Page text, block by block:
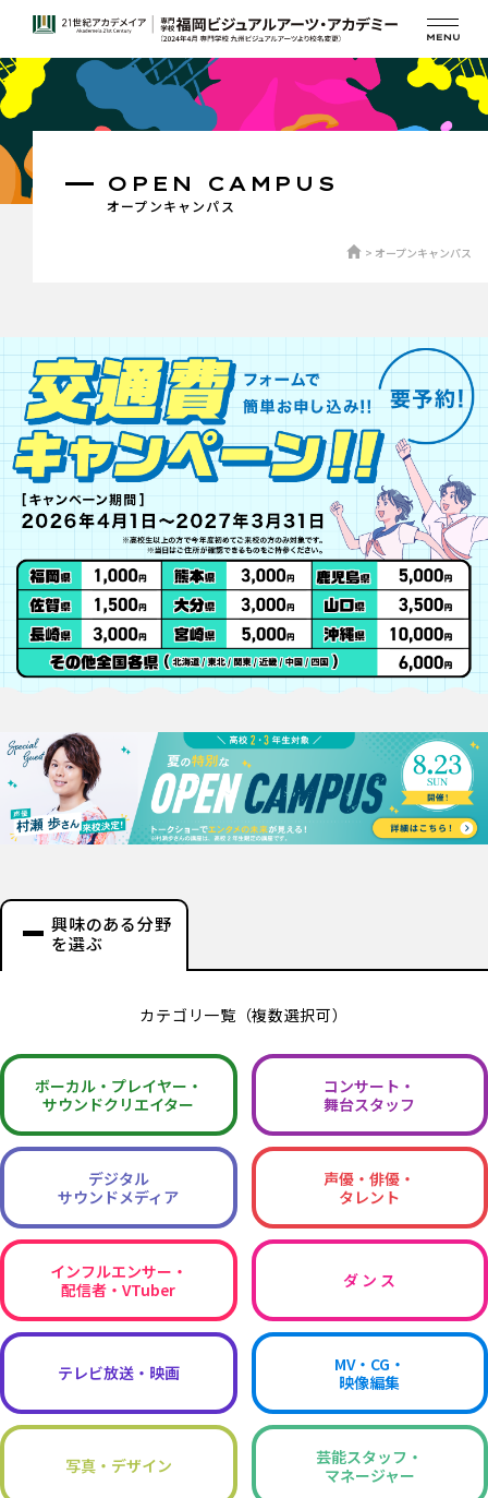
オープンキャンパス
OPEN CAMPUS
オープンキャンパス
興味のある分野
を選ぶ
カテゴリ一覧（複数選択可）
ボーカル・ プレイヤー・
サウンドクリエイター
コンサート・
舞台スタッフ
デジタル
サウンドメディア
声優・俳優・
タレント
インフルエンサー・
配信者・VTuber
ダ ン ス
テレビ放送・映画
MV・CG・
映像編集
写真・デザイン
芸能スタッフ・
マネージャー